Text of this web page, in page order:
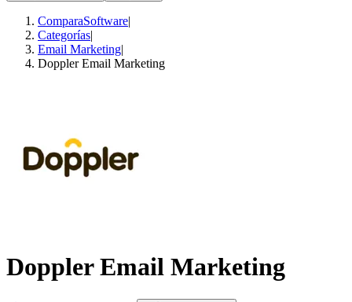
ComparaSoftware|
Categorías|
Email Marketing|
Doppler Email Marketing
Doppler Email Marketing